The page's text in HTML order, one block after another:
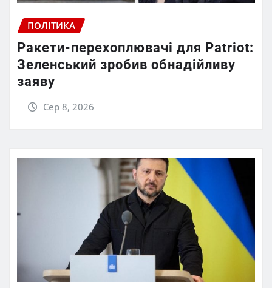
ПОЛІТИКА
Ракети-перехоплювачі для Patriot:
Зеленський зробив обнадійливу
заяву
Сер 8, 2026